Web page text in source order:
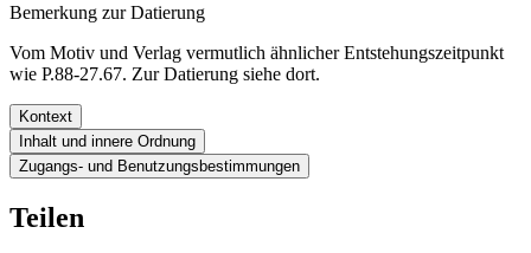
Bemerkung zur Datierung
Vom Motiv und Verlag vermutlich ähnlicher Entstehungszeitpunkt
wie P.88-27.67. Zur Datierung siehe dort.
Kontext
Inhalt und innere Ordnung
Zugangs- und Benutzungsbestimmungen
Teilen